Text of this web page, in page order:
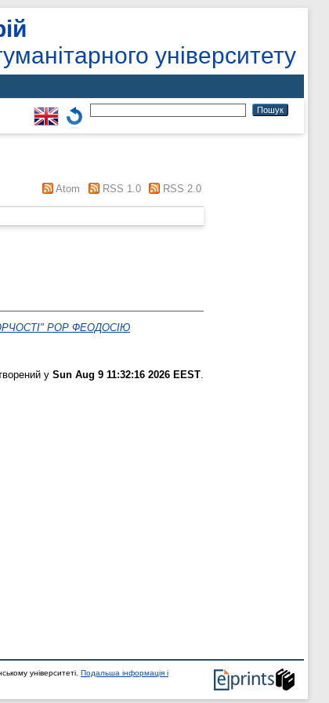
університету
Atom RSS 1.0 RSS 2.0
РОР ФЕОДОСІЮ
у Sun Aug 9 11:32:16 2026 EEST
університеті. Подальша інформація і